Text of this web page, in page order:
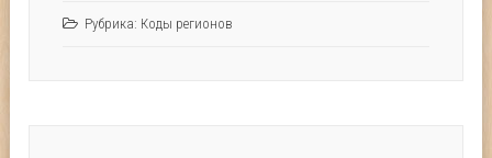
Рубрика: Коды регионов